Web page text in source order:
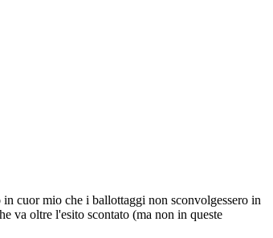
cuor mio che i ballottaggi non sconvolgessero in
va oltre l'esito scontato (ma non in queste